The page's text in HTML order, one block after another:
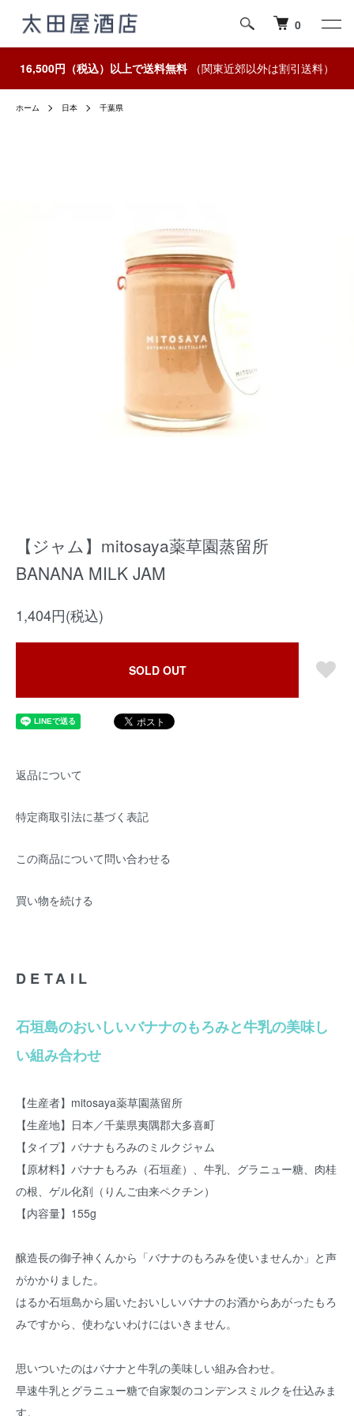
0
16,500円（税込）以上で送料無料（関東近郊以外は割引送料）
ホーム 日本 千葉県
【ジャム】mitosaya薬草園蒸留所
BANANA MILK JAM
1,404円(税込)
SOLD OUT
返品について
特定商取引法に基づく表記
この商品について問い合わせる
買い物を続ける
DETAIL
石垣島のおいしいバナナのもろみと牛乳の美味し
い組み合わせ
【生産者】mitosaya薬草園蒸留所
【生産地】日本／千葉県夷隅郡大多喜町
【タイプ】バナナもろみのミルクジャム
【原材料】バナナもろみ（石垣産）、牛乳、グラニュー糖、肉桂
の根、ゲル化剤（りんご由来ペクチン）
【内容量】155g
醸造長の御子神くんから「バナナのもろみを使いませんか」と声
がかかりました。
はるか石垣島から届いたおいしいバナナのお酒からあがったもろ
みですから、使わないわけにはいきません。
思いついたのはバナナと牛乳の美味しい組み合わせ。
早速牛乳とグラニュー糖で自家製のコンデンスミルクを仕込みま
す。